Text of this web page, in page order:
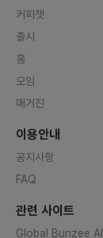
커피챗
출시
홈
모임
매거진
이용안내
공지사항
FAQ
관련 사이트
Global Bunzee AI